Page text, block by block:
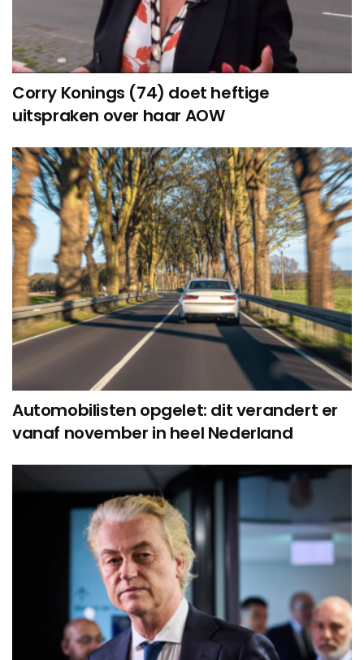
Corry Konings (74) doet heftige
uitspraken over haar AOW
Automobilisten opgelet: dit verandert er
vanaf november in heel Nederland